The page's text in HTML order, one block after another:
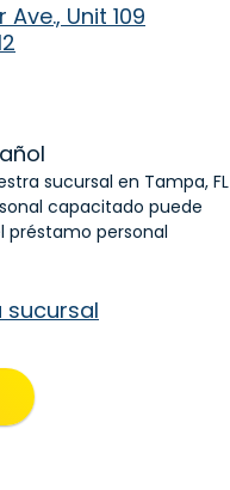
Ave., Unit 109
sucursal en Tampa, FL
capacitado puede
préstamo personal
sucursal